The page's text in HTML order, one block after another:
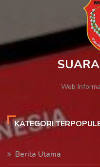
Web
KATEGORI
Berita Utama